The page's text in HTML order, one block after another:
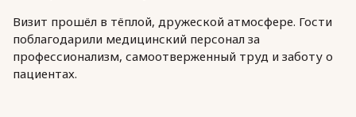
Визит прошёл в тёплой, дружеской атмосфере. Гости
поблагодарили медицинский персонал за
профессионализм, самоотверженный труд и заботу о
пациентах.